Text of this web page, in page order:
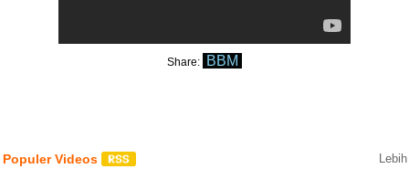
Share: BBM
Populer Videos Lebih